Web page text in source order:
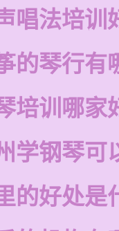
唱法培训
的琴行有
培训哪家
学钢琴可
的好处是